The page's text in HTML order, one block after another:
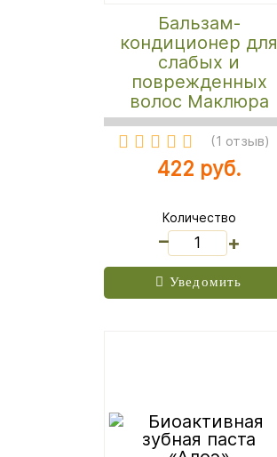
Бальзам-
кондиционер для
слабых и
поврежденных
волос Маклюра
(1 отзыв)
422 руб.
Количество
+
Уведомить